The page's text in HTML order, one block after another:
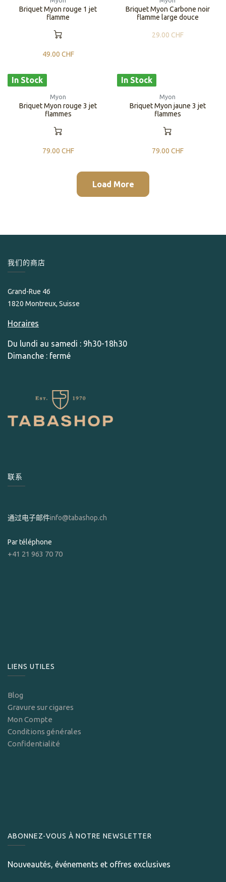
Briquet Myon rouge 1 jet
flamme
49.00 CHF
Briquet Myon Carbone noir
flamme large douce
29.00 CHF
In Stock
Myon
Briquet Myon rouge 3 jet
flammes
79.00 CHF
In Stock
Myon
Briquet Myon jaune 3 jet
flammes
79.00 CHF
Load More
我们的商店
Grand-Rue 46
1820 Montreux, Suisse
Horaires
Du lundi au samedi : 9h30-18h30
Dimanche : fermé
联系
通过电子邮件info@tabashop.ch
Par téléphone
+41 21 963 70 70
LIENS UTILES
Blog
Gravure sur cigares
Mon Compte
Conditions générales
Confidentialité
ABONNEZ-VOUS À NOTRE NEWSLETTER
Nouveautés, événements et offres exclusives